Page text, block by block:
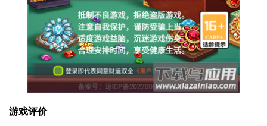
游戏评价